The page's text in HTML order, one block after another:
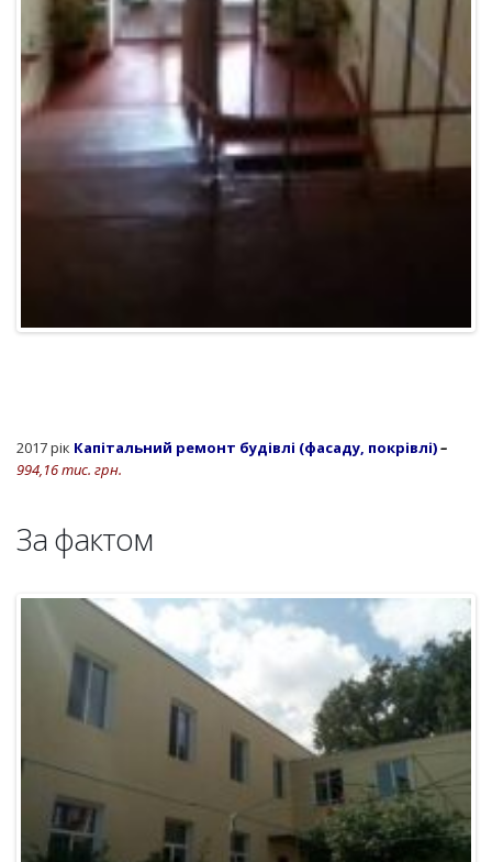
2017 рік Капітальний ремонт будівлі (фасаду, покрівлі)–
994,16 тис. грн.
За фактом